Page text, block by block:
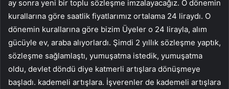
ay sonra yeni bir toplu sözleşme imzalayacağız. O dönemin
kurallarına göre saatlik fiyatlarımız ortalama 24 liraydı. O
dönemin kurallarına göre bizim Üyeler o 24 lirayla, alım
gücüyle ev, araba alıyorlardı. Şimdi 2 yıllık sözleşme yaptık,
sözleşme sağlamlaştı, yumuşatma istedik, yumuşatma
oldu, devlet döndü diye katmerli artışlara dönüşmeye
başladı. kademeli artışlara. İşverenler de kademeli artışlara